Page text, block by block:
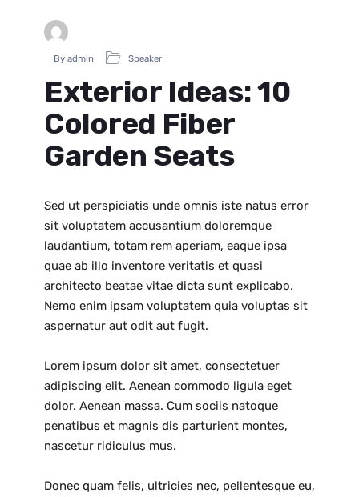
By admin Speaker
Exterior Ideas: 10
Colored Fiber
Garden Seats
Sed ut perspiciatis unde omnis iste natus error
sit voluptatem accusantium doloremque
laudantium, totam rem aperiam, eaque ipsa
quae ab illo inventore veritatis et quasi
architecto beatae vitae dicta sunt explicabo.
Nemo enim ipsam voluptatem quia voluptas sit
aspernatur aut odit aut fugit.
Lorem ipsum dolor sit amet, consectetuer
adipiscing elit. Aenean commodo ligula eget
dolor. Aenean massa. Cum sociis natoque
penatibus et magnis dis parturient montes,
nascetur ridiculus mus.
Donec quam felis, ultricies nec, pellentesque eu,